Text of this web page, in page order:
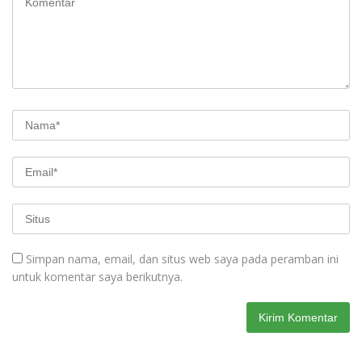
Simpan nama, email, dan situs web saya pada peramban ini
untuk komentar saya berikutnya.